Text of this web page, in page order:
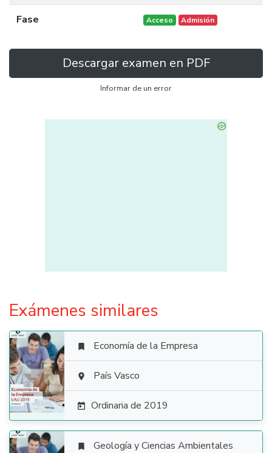
Fase Acceso Admisión
Descargar examen en PDF
Informar de un error
Exámenes similares

 Economía de la Empresa
 País Vasco
 Ordinaria de 2019
 Geología y Ciencias Ambientales